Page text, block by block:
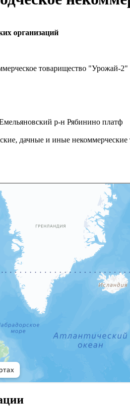
организаций
товарищество "Урожай-2"
р-н Рябинино платф
дачные и иные некоммерческие